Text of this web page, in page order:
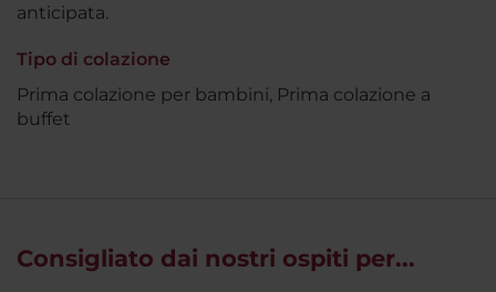
anticipata.
Tipo di colazione
Prima colazione per bambini, Prima colazione a
buffet
Consigliato dai nostri ospiti per...